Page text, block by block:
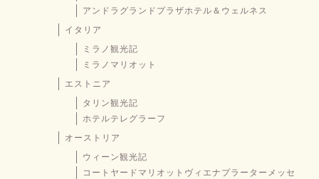
アンドラグランドプラザホテル＆ウェルネス
イタリア
ミラノ観光記
ミラノマリオット
エストニア
タリン観光記
ホテルテレグラーフ
オーストリア
ウィーン観光記
コートヤードマリオットヴィエナプラーターメッセ